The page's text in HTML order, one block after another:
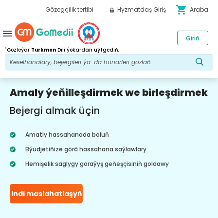
Gözegçilik tertibi Hyzmatdaş Giriş shopping_cart Araba
*Gözleýär Turkmen Dili ýokardan üýtgediň.
Giriň
menu
Amaly ýeňilleşdirmek we birleşdirmek
Bejergi almak üçin
Amatly hassahanada boluň
Býudjetiňize görä hassahana saýlawlary
Hemişelik saglygy goraýyş geňeşçisiniň goldawy
Indi maslahatlaşyň